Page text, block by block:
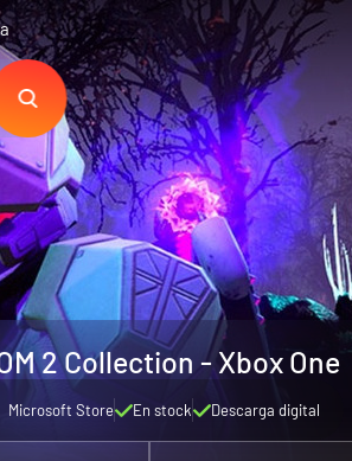
2 Collection - Xbox One
Microsoft Store En stock Descarga digital